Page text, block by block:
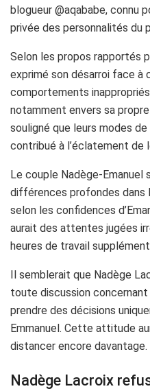
blogueur @aqababe, connu
privée des personnalités du
Selon les propos rapportés
exprimé son désarroi face à
comportements
notamment envers sa
souligné que leurs modes
contribué à l’éclatement de
Le couple Nadège-Emanuel
différences profondes dans
selon les confidences
aurait des attentes jugées
heures de travail
Il semblerait que Nadège
toute discussion
prendre des décisions
Emmanuel. Cette attitude
distancer encore davantage.
Nadège Lacroix